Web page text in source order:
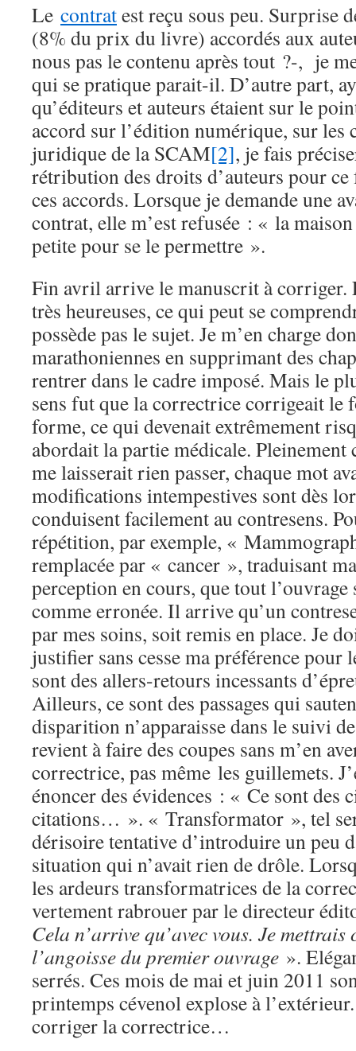
Le contratest reçu sous peu. Surprise
(8% du prix du livre) accordés aux
nous pas le contenu après tout ?-, je
qui se pratique parait-il. D’autre part,
qu’éditeurs et auteurs étaient sur le
accord sur l’édition numérique, sur les
juridique de la SCAM[2], je fais
rétribution des droits d’auteurs pour
ces accords. Lorsque je demande une
contrat, elle m’est refusée : « la
petite pour se le permettre ».
Fin avril arrive le manuscrit à corriger.
très heureuses, ce qui peut se
possède pas le sujet. Je m’en charge
marathoniennes en supprimant des
rentrer dans le cadre imposé. Mais le
sens fut que la correctrice corrigeait le
forme, ce qui devenait extrêmement
abordait la partie médicale. Pleinement
me laisserait rien passer, chaque mot
modifications intempestives sont dès
conduisent facilement au contresens.
répétition, par exemple, «
remplacée par « cancer », traduisant
perception en cours, que tout l’ouvrage
comme erronée. Il arrive qu’un
par mes soins, soit remis en place. Je
justifier sans cesse ma préférence
sont des allers-retours incessants
Ailleurs, ce sont des passages qui
disparition n’apparaisse dans le suivi
revient à faire des coupes sans m’en
correctrice, pas même les guillemets.
énoncer des évidences : « Ce sont des
citations… ». « Transformator », tel
dérisoire tentative d’introduire un peu
situation qui n’avait rien de drôle.
les ardeurs transformatrices de la
vertement rabrouer par le directeur
Cela n’arrive qu’avec vous. Je
l’angoisse du premier ouvrage ».
serrés. Ces mois de mai et juin 2011
printemps cévenol explose à
corriger la correctrice…